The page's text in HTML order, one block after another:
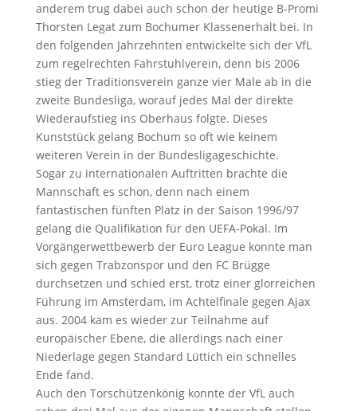
anderem trug dabei auch schon der heutige B-Promi
Thorsten Legat zum Bochumer Klassenerhalt bei. In
den folgenden Jahrzehnten entwickelte sich der VfL
zum regelrechten Fahrstuhlverein, denn bis 2006
stieg der Traditionsverein ganze vier Male ab in die
zweite Bundesliga, worauf jedes Mal der direkte
Wiederaufstieg ins Oberhaus folgte. Dieses
Kunststück gelang Bochum so oft wie keinem
weiteren Verein in der Bundesligageschichte.
Sogar zu internationalen Auftritten brachte die
Mannschaft es schon, denn nach einem
fantastischen fünften Platz in der Saison 1996/97
gelang die Qualifikation für den UEFA-Pokal. Im
Vorgängerwettbewerb der Euro League konnte man
sich gegen Trabzonspor und den FC Brügge
durchsetzen und schied erst, trotz einer glorreichen
Führung im Amsterdam, im Achtelfinale gegen Ajax
aus. 2004 kam es wieder zur Teilnahme auf
europäischer Ebene, die allerdings nach einer
Niederlage gegen Standard Lüttich ein schnelles
Ende fand.
Auch den Torschützenkönig konnte der VfL auch